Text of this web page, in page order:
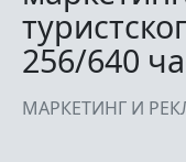
256/640
МАРКЕТИНГ И